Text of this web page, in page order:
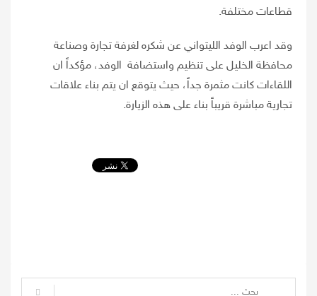
قطاعات مختلفة.
وقد اعرب الوفد الليتواني عن شكره لغرفة تجارة وصناعة
محافظة الخليل على تنظيم واستضافة الوفد، مؤكداً ان
اللقاءات كانت مثمرة جداً، حيث يتوقع ان يتم بناء علاقات
تجارية مباشرة قريباً بناء على هذه الزيارة.